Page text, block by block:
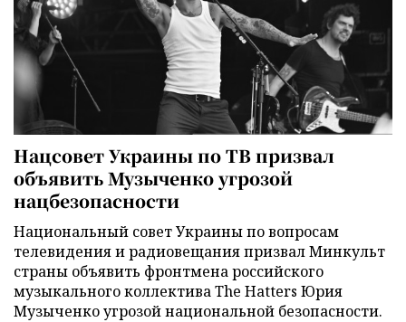
Нацсовет Украины по ТВ призвал
объявить Музыченко угрозой
нацбезопасности
Национальный совет Украины по вопросам
телевидения и радиовещания призвал Минкульт
страны объявить фронтмена российского
музыкального коллектива The Hatters Юрия
Музыченко угрозой национальной безопасности.